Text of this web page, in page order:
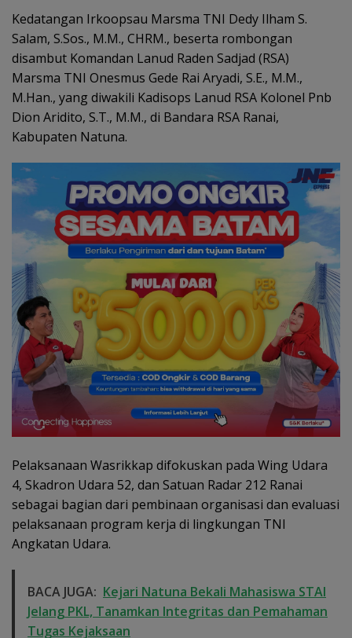
Kedatangan Irkoopsau Marsma TNI Dedy Ilham S.
Salam, S.Sos., M.M., CHRM., beserta rombongan
disambut Komandan Lanud Raden Sadjad (RSA)
Marsma TNI Onesmus Gede Rai Aryadi, S.E., M.M.,
M.Han., yang diwakili Kadisops Lanud RSA Kolonel Pnb
Dion Aridito, S.T., M.M., di Bandara RSA Ranai,
Kabupaten Natuna.
Pelaksanaan Wasrikkap difokuskan pada Wing Udara
4, Skadron Udara 52, dan Satuan Radar 212 Ranai
sebagai bagian dari pembinaan organisasi dan evaluasi
pelaksanaan program kerja di lingkungan TNI
Angkatan Udara.
BACA JUGA: Kejari Natuna Bekali Mahasiswa STAI
Jelang PKL, Tanamkan Integritas dan Pemahaman
Tugas Kejaksaan